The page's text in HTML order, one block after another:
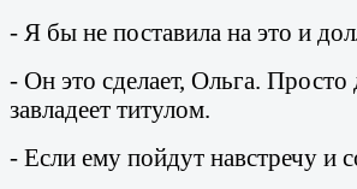
- Я бы не поставила на это и
- Он это сделает, Ольга.
завладеет титулом.
- Если ему пойдут навстречу и